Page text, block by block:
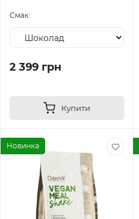
Смак:
2 399 грн
Купити
Новинка